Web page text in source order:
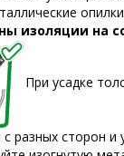
изоляции на
При усадке
разных сторон